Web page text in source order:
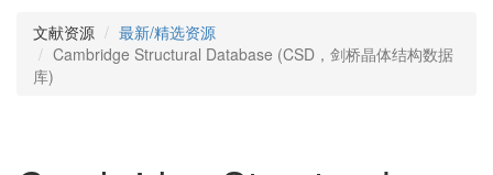
文献资源
最新/精选资源
Cambridge Structural Database (CSD，剑桥晶体结构数据
库)